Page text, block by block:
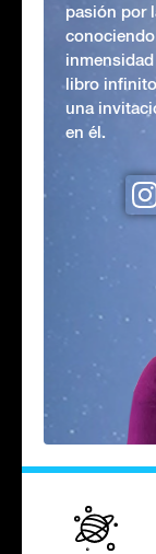
pasión por
libro
una
en él.